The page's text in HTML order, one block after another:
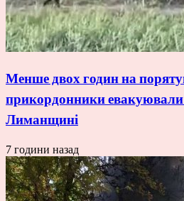
Менше двох годин на
прикордонники
Лиманщині
7 години назад